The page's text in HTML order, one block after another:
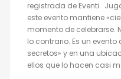
registrada de Eventi.
este evento mantiene
momento de celebrarse.
lo contrario. Es un
secretos» y en una
ellos que lo hacen casi